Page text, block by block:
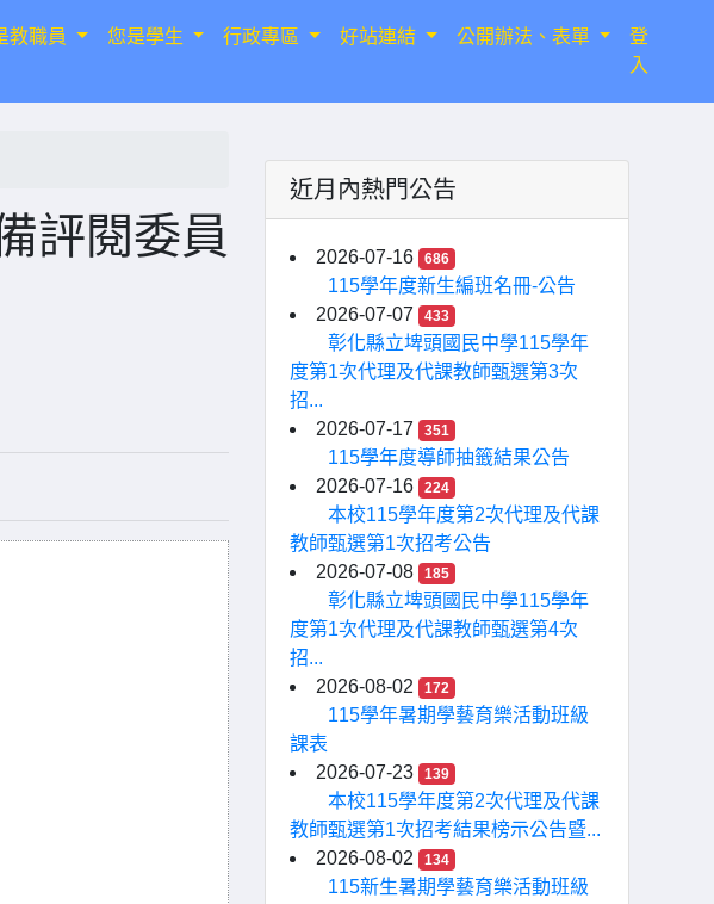
教職員 您是學生 行政專區 好站連結 公開辦法、表單
登
入
評閱委員
近月內熱門公告
2026-07-16 686
115學年度新生編班名冊-公告
2026-07-07
433
彰化縣立埤頭國民中學115學年
度第1次代理及代課教師甄選第3次
招...
2026-07-17
351
115學年度導師抽籤結果公告
2026-07-16
224
本校115學年度第2次代理及代課
教師甄選第1次招考公告
2026-07-08
185
彰化縣立埤頭國民中學115學年
度第1次代理及代課教師甄選第4次
招...
2026-08-02
172
115學年暑期學藝育樂活動班級
課表
2026-07-23
139
本校115學年度第2次代理及代課
教師甄選第1次招考結果榜示公告暨...
2026-08-02
134
115新生暑期學藝育樂活動班級